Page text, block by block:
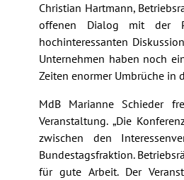
Christian Hartmann,
offenen Dialog mit der
hochinteressanten
Unternehmen haben noch
Zeiten enormer Umbrüche in
MdB Marianne Schieder
Veranstaltung. „Die
zwischen den
Bundestagsfraktion.
für gute Arbeit. Der